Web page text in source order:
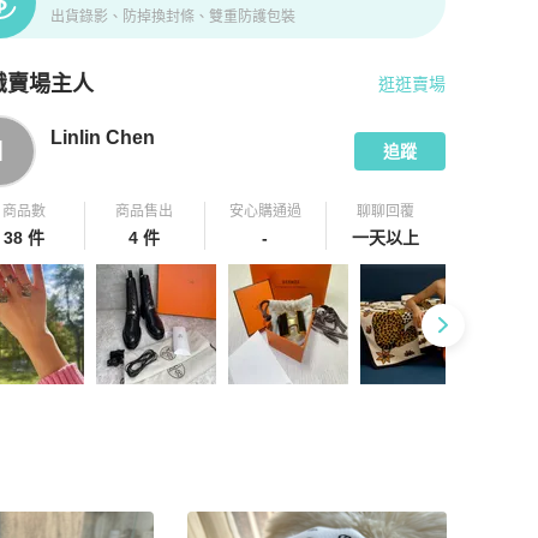
出貨錄影、防掉換封條、雙重防護包裝
賣場主人
拍拍圈嚴選賣家
逛逛賣場
Linlin Chen
追蹤
商品數
38 件
商品售出
4 件
安心購通過
-
聊聊回覆
一天以上